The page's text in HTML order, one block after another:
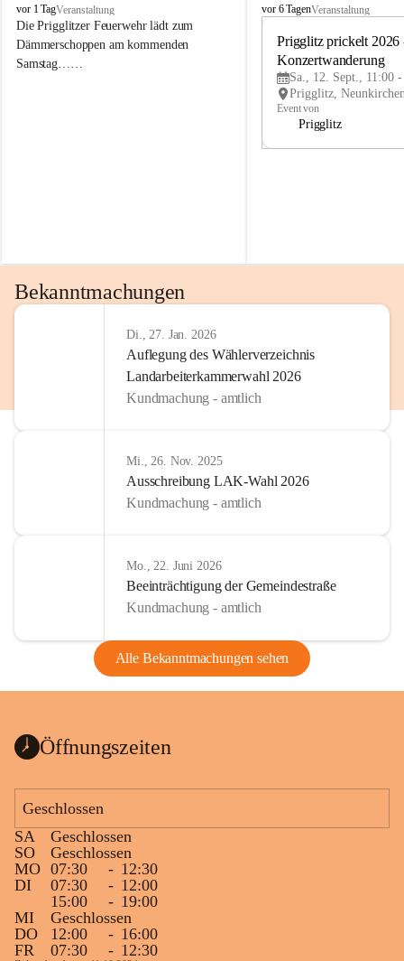
P
r
i
g
vor 1 TagVeranstaltung
Die Prigglitzer Feuerwehr lädt zum
Dämmerschoppen am kommenden
Samstag……
P
vor 6 TagenVeranstaltung
Prigglitz prickelt 2026
Konzertwanderung
Sa., 12. Sept., 11:00
Event von
Prigglitz
Bekanntmachungen
Di., 27. Jan. 2026
Auflegung des Wählerverzeichnis
Landarbeiterkammerwahl 2026
Kundmachung - amtlich
Mi., 26. Nov. 2025
Ausschreibung LAK-Wahl 2026
Kundmachung - amtlich
Mo., 22. Juni 2026
Beeinträchtigung der Gemeindestraße
Kundmachung - amtlich
Alle Bekanntmachungen sehen
Öffnungszeiten
Geschlossen
SA
Geschlossen
SO
Geschlossen
MO 07:30 - 12:30
DI
07:30 - 12:00
15:00
- 19:00
MI
Geschlossen
DO
12:00 - 16:00
FR
07:30 - 12:30